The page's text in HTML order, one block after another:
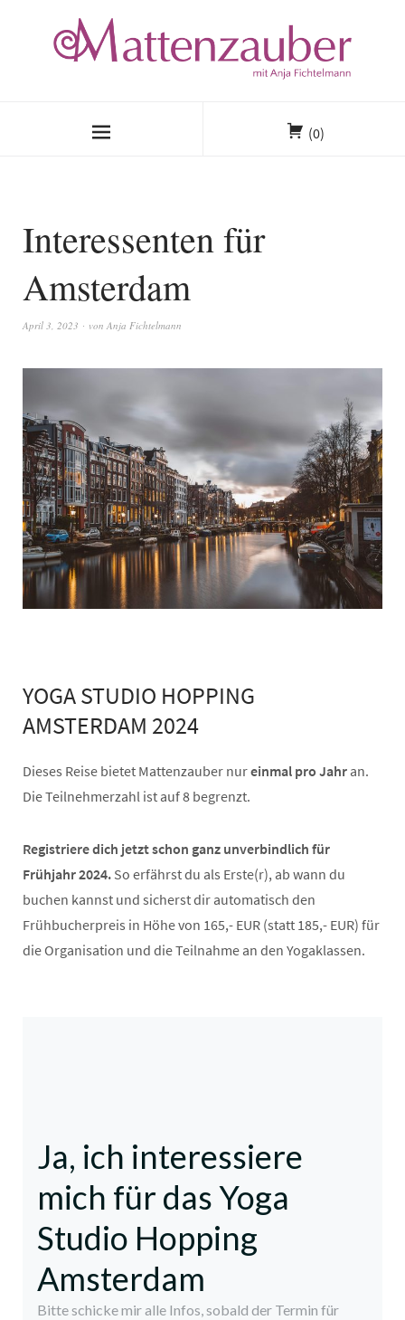
(0)
Interessenten für
Amsterdam
April 3, 2023 von Anja Fichtelmann
YOGA STUDIO HOPPING
AMSTERDAM 2024
Dieses Reise bietet Mattenzauber nureinmal pro Jahr an.
Die Teilnehmerzahl ist auf 8 begrenzt.
Registriere dich jetzt schon ganz unverbindlich für
Frühjahr 2024. So erfährst du als Erste(r), ab wann du
buchen kannst und sicherst dir automatisch den
Frühbucherpreis in Höhe von 165,- EUR (statt 185,- EUR) für
die Organisation und die Teilnahme an den Yogaklassen.
Ja, ich interessiere
mich für das Yoga
Studio Hopping
Amsterdam
Bitte schicke mir alle Infos, sobald der Termin für